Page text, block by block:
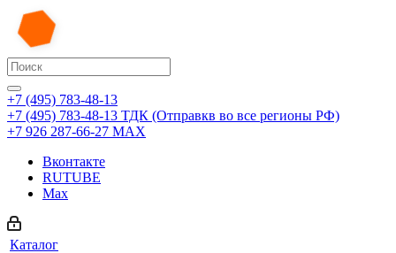
+7 (495) 783-48-13
+7 (495) 783-48-13 ТДК (Отправкв во все регионы РФ)
+7 926 287-66-27 МАХ
Вконтакте
RUTUBE
Max
Каталог